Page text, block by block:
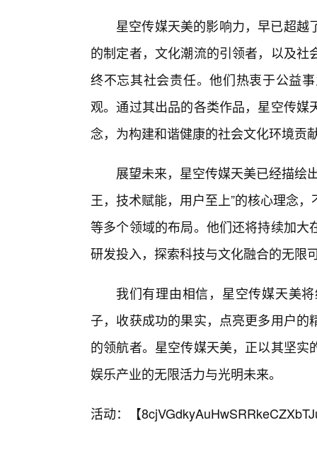
星空传媒天美的影响力，早已超
的制定者，文化潮流的引领者，以及
终不忘其社会责任。他们热衷于公益
观。通过其出品的各类作品，星空传
念，为构建和谐健康的社会文化环境贡
展望未来，星空传媒天美已经描绘
王，技术赋能，用户至上”的核心理念
等多个领域的布局。他们还将持续加
研发投入，探索科技与文化融合的无限
我们有理由相信，星空传媒天美
子，收获成功的果实，点亮更多用户
的领航者。星空传媒天美，正以其坚
娱乐产业的无限活力与光明未来。
活动：【